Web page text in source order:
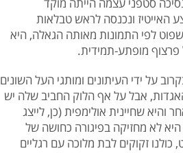
האייטיז ונכנסה לראש טבלאות
לפי התמונות מאותה הגאלה, היא
פרצוף מופתע-תמידית.
על ידי העיתונים ומותגי העל השונים
אבל על אף הלוק החביב שלה יש
והיא שחיינית אולימפית (כן, לייצג
לא מחזיקה בפיגורה כחושה של
כולנו זקוקים לבת מלוכה עם רגליים